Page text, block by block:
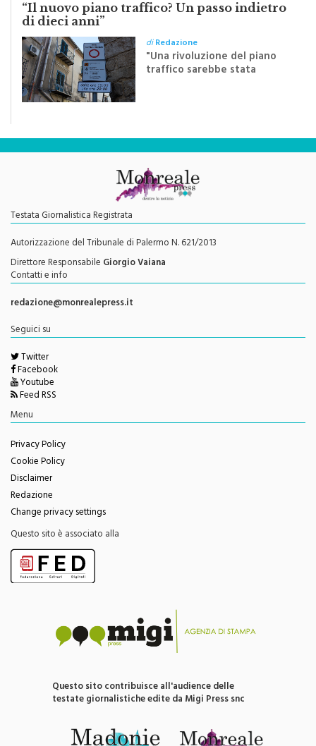
LA LETTERA
“Il nuovo piano traffico? Un passo indietro
di dieci anni”
diRedazione
"Una rivoluzione del piano
Testata Giornalistica Registrata
Autorizzazione del Tribunale di Palermo N. 621/2013
Direttore ResponsabileGiorgio Vaiana
Contatti e info
redazione@monrealepress.it
Seguici su
Twitter
Facebook
Youtube
Feed RSS
Privacy Policy
Cookie Policy
Disclaimer
Redazione
Change privacy settings
Questo sito è associato alla
Questo sito contribuisce all'audience delle